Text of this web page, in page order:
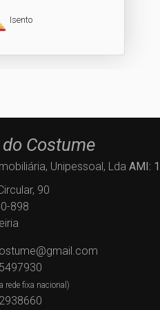
Isento
Costume
Unipessoal, Lda AMI:
90
898
rede fixa nacional)